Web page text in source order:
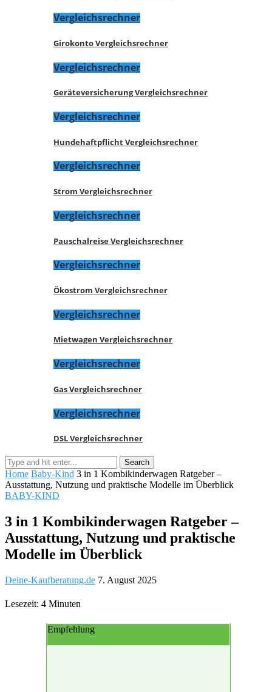
Vergleichsrechner
Girokonto Vergleichsrechner
Vergleichsrechner
Geräteversicherung Vergleichsrechner
Vergleichsrechner
Hundehaftpflicht Vergleichsrechner
Vergleichsrechner
Strom Vergleichsrechner
Vergleichsrechner
Pauschalreise Vergleichsrechner
Vergleichsrechner
Ökostrom Vergleichsrechner
Vergleichsrechner
Mietwagen Vergleichsrechner
Vergleichsrechner
Gas Vergleichsrechner
Vergleichsrechner
DSL Vergleichsrechner
Home Baby-Kind 3 in 1 Kombikinderwagen Ratgeber –
Ausstattung, Nutzung und praktische Modelle im Überblick
BABY-KIND
3 in 1 Kombikinderwagen Ratgeber –
Ausstattung, Nutzung und praktische
Modelle im Überblick
Deine-Kaufberatung.de 7. August 2025
Lesezeit: 4 Minuten
Empfehlung